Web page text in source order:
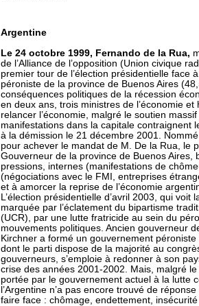
Argentine
Le 24 octobre 1999, Fernando de la Rua,
de l’Alliance de l’opposition (Union civique
premier tour de l’élection présidentielle face
péroniste de la province de Buenos Aires
conséquences politiques de la récession
en deux ans, trois ministres de l’économie
relancer l’économie, malgré le soutien
manifestations dans la capitale contraignent
à la démission le 21 décembre 2001.
pour achever le mandat de M. De la Rua, le
Gouverneur de la province de Buenos Aires,
pressions, internes (manifestations de
(négociations avec le FMI, entreprises
et à amorcer la reprise de l’économie
L’élection présidentielle d’avril 2003, qui
marquée par l’éclatement du bipartisme
(UCR), par une lutte fratricide au sein du
mouvements politiques. Ancien gouverneur
Kirchner a formé un gouvernement
dont le parti dispose de la majorité au
gouverneurs, s’emploie à redonner à son
crise des années 2001-2002. Mais, malgré
portée par le gouvernement actuel à la lutte
l’Argentine n’a pas encore trouvé de
faire face : chômage, endettement,